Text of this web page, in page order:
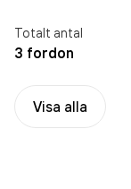
Totalt antal
3 fordon
Visa alla